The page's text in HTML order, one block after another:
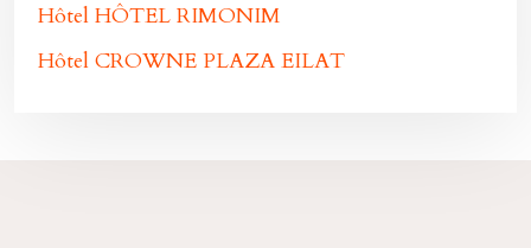
Hôtel HÔTEL RIMONIM
Hôtel CROWNE PLAZA EILAT